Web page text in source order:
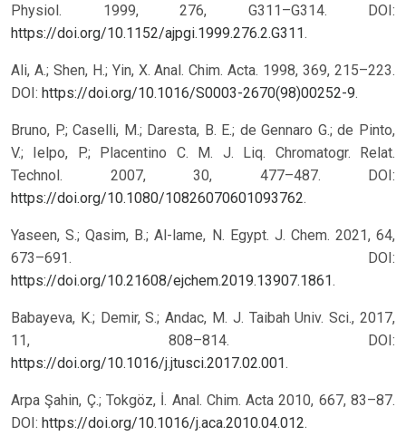
Physiol. 1999, 276, G311–G314. DOI:
https://doi.org/10.1152/ajpgi.1999.276.2.G311.
Ali, A.; Shen, H.; Yin, X. Anal. Chim. Acta. 1998, 369, 215–223.
DOI: https://doi.org/10.1016/S0003-2670(98)00252-9.
Bruno, P.; Caselli, M.; Daresta, B. E.; de Gennaro G.; de Pinto,
V.; Ielpo, P.; Placentino C. M. J. Liq. Chromatogr. Relat.
Technol. 2007, 30, 477–487. DOI:
https://doi.org/10.1080/10826070601093762.
Yaseen, S.; Qasim, B.; Al-lame, N. Egypt. J. Chem. 2021, 64,
673–691. DOI:
https://doi.org/10.21608/ejchem.2019.13907.1861.
Babayeva, K.; Demir, S.; Andac, M. J. Taibah Univ. Sci., 2017,
11, 808–814. DOI:
https://doi.org/10.1016/j.jtusci.2017.02.001.
Arpa Şahin, Ç.; Tokgöz, İ. Anal. Chim. Acta 2010, 667, 83–87.
DOI: https://doi.org/10.1016/j.aca.2010.04.012.